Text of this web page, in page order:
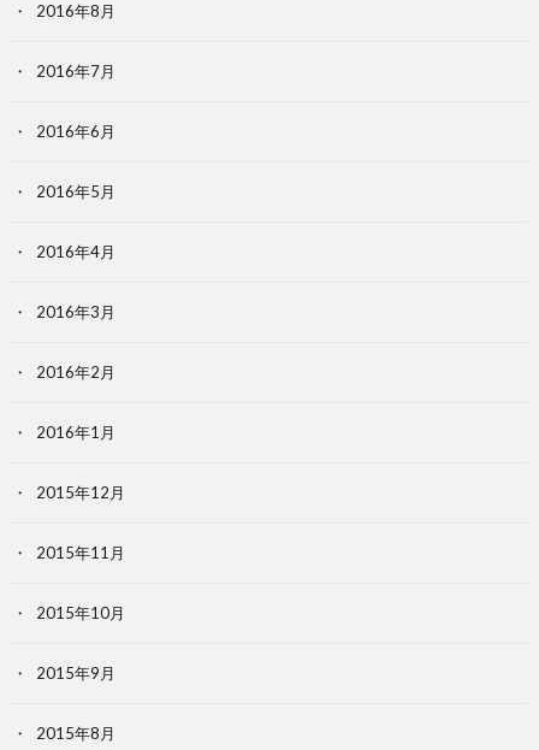
2016年8月
2016年7月
2016年6月
2016年5月
2016年4月
2016年3月
2016年2月
2016年1月
2015年12月
2015年11月
2015年10月
2015年9月
2015年8月